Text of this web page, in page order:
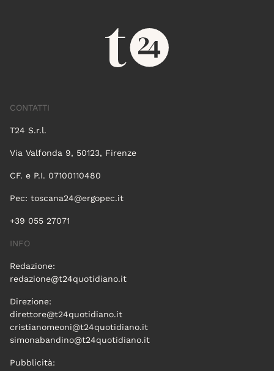
CONTATTI
T24 S.r.l.
Via Valfonda 9, 50123, Firenze
CF. e P.I. 07100110480
Pec: toscana24@ergopec.it
+39 055 27071
INFO
Redazione:
redazione@t24quotidiano.it
Direzione:
direttore@t24quotidiano.it
cristianomeoni@t24quotidiano.it
simonabandino@t24quotidiano.it
Pubblicità: